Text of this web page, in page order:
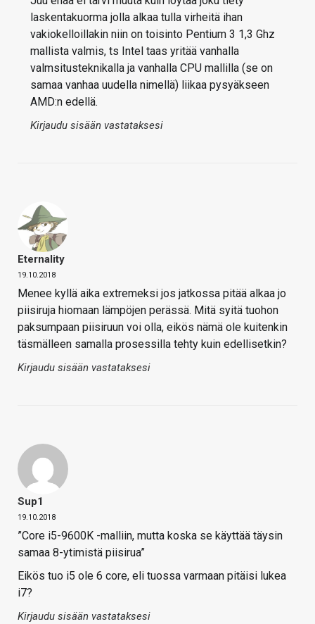
laskentakuorma jolla alkaa tulla virheitä ihan
vakiokelloillakin niin on toisinto Pentium 3 1,3 Ghz
mallista valmis, ts Intel taas yritää vanhalla
valmsitusteknikalla ja vanhalla CPU mallilla (se on
samaa vanhaa uudella nimellä) liikaa pysyäkseen
AMD:n edellä.
Kirjaudu sisään vastataksesi
Eternality
19.10.2018
Menee kyllä aika extremeksi jos jatkossa pitää alkaa jo
piisiruja hiomaan lämpöjen perässä. Mitä syitä tuohon
paksumpaan piisiruun voi olla, eikös nämä ole kuitenkin
täsmälleen samalla prosessilla tehty kuin edellisetkin?
Kirjaudu sisään vastataksesi
Sup1
19.10.2018
”Core i5-9600K -malliin, mutta koska se käyttää täysin
samaa 8-ytimistä piisirua”
Eikös tuo i5 ole 6 core, eli tuossa varmaan pitäisi lukea
i7?
Kirjaudu sisään vastataksesi